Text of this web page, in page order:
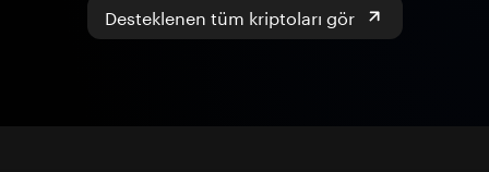
Desteklenen tüm kriptoları gör